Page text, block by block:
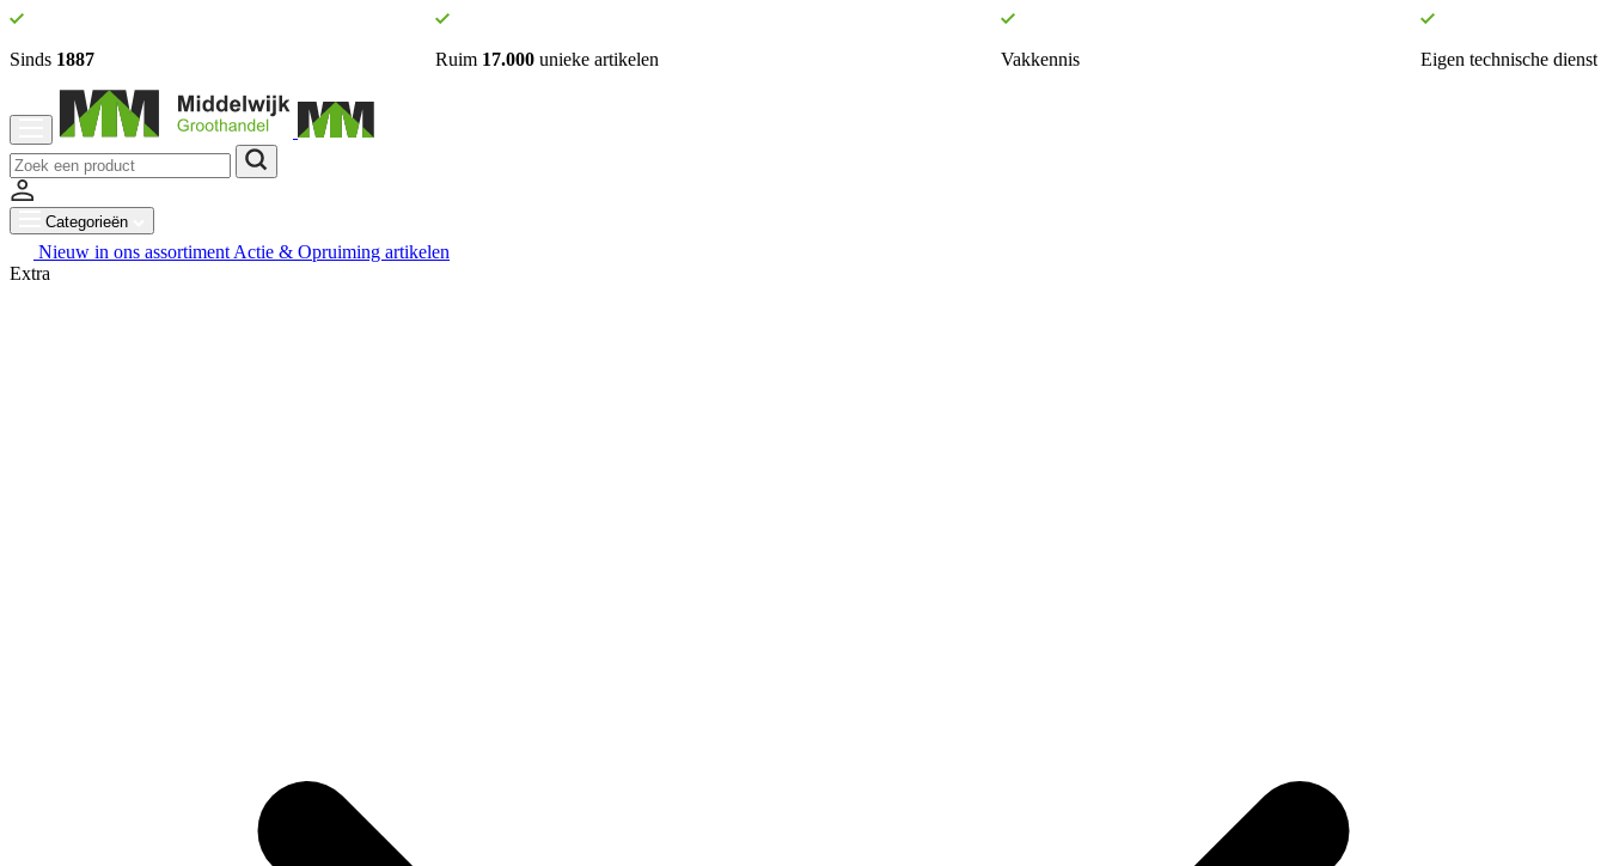
Sinds 1887 Ruim 17.000 unieke artikelen Vakkennis Eigen technische dienst
Categorieën
Nieuw in ons assortiment Actie & Opruiming artikelen
Extra